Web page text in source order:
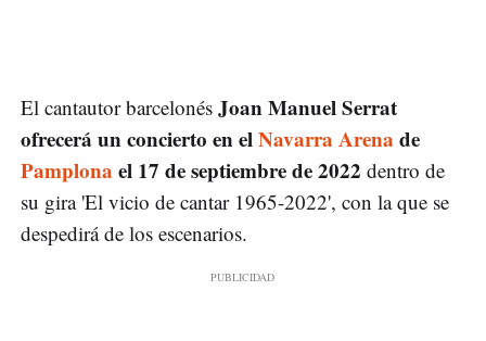
El cantautor barcelonés Joan Manuel Serrat
ofrecerá un concierto en elNavarra Arena de
Pamplona el 17 de septiembre de 2022 dentro de
su gira 'El vicio de cantar 1965-2022', con la que se
despedirá de los escenarios.